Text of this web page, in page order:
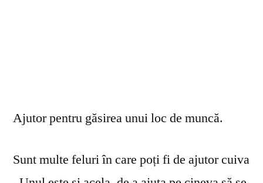
Ajutor pentru găsirea unui loc de muncă.
Sunt multe feluri în care poți fi de ajutor cuiva